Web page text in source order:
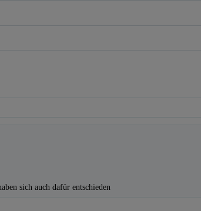
sich auch dafür entschieden